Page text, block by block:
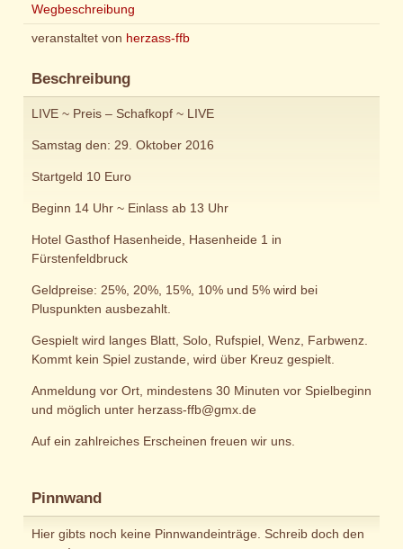
Wegbeschreibung
veranstaltet von herzass-ffb
Beschreibung
LIVE ~ Preis – Schafkopf ~ LIVE
Samstag den: 29. Oktober 2016
Startgeld 10 Euro
Beginn 14 Uhr ~ Einlass ab 13 Uhr
Hotel Gasthof Hasenheide, Hasenheide 1 in
Fürstenfeldbruck
Geldpreise: 25%, 20%, 15%, 10% und 5% wird bei
Pluspunkten ausbezahlt.
Gespielt wird langes Blatt, Solo, Rufspiel, Wenz, Farbwenz.
Kommt kein Spiel zustande, wird über Kreuz gespielt.
Anmeldung vor Ort, mindestens 30 Minuten vor Spielbeginn
und möglich unter herzass-ffb@gmx.de
Auf ein zahlreiches Erscheinen freuen wir uns.
Pinnwand
Hier gibts noch keine Pinnwandeinträge. Schreib doch den